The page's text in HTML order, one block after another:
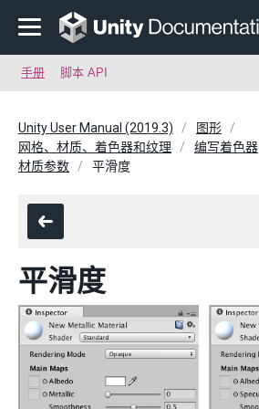
手册 脚本 API
Unity User Manual (2019.3)
图形
网格、材质、着色器和纹理
编写着色器
材质参数
平滑度
平滑度